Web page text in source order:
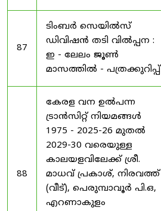
87
ടിംബർ സെയിൽസ്
ഡിവിഷൻ തടി വിൽപ്പന :
ഇ - ലേലം ജൂൺ
മാസത്തിൽ - പത്രക്കുറിപ്പ്
88
കേരള വന ഉൽ‌പന്ന
ട്രാൻസിറ്റ് നിയമങ്ങൾ
1975 - 2025-26 മുതൽ
2029-30 വരെയുള്ള
കാലയളവിലേക്ക് ശ്രീ.
മാധവ് പ്രകാശ്, നിരവത്ത്
(വീട്), പെരുമ്പാവൂർ പി.ഒ,
എറണാകുളം